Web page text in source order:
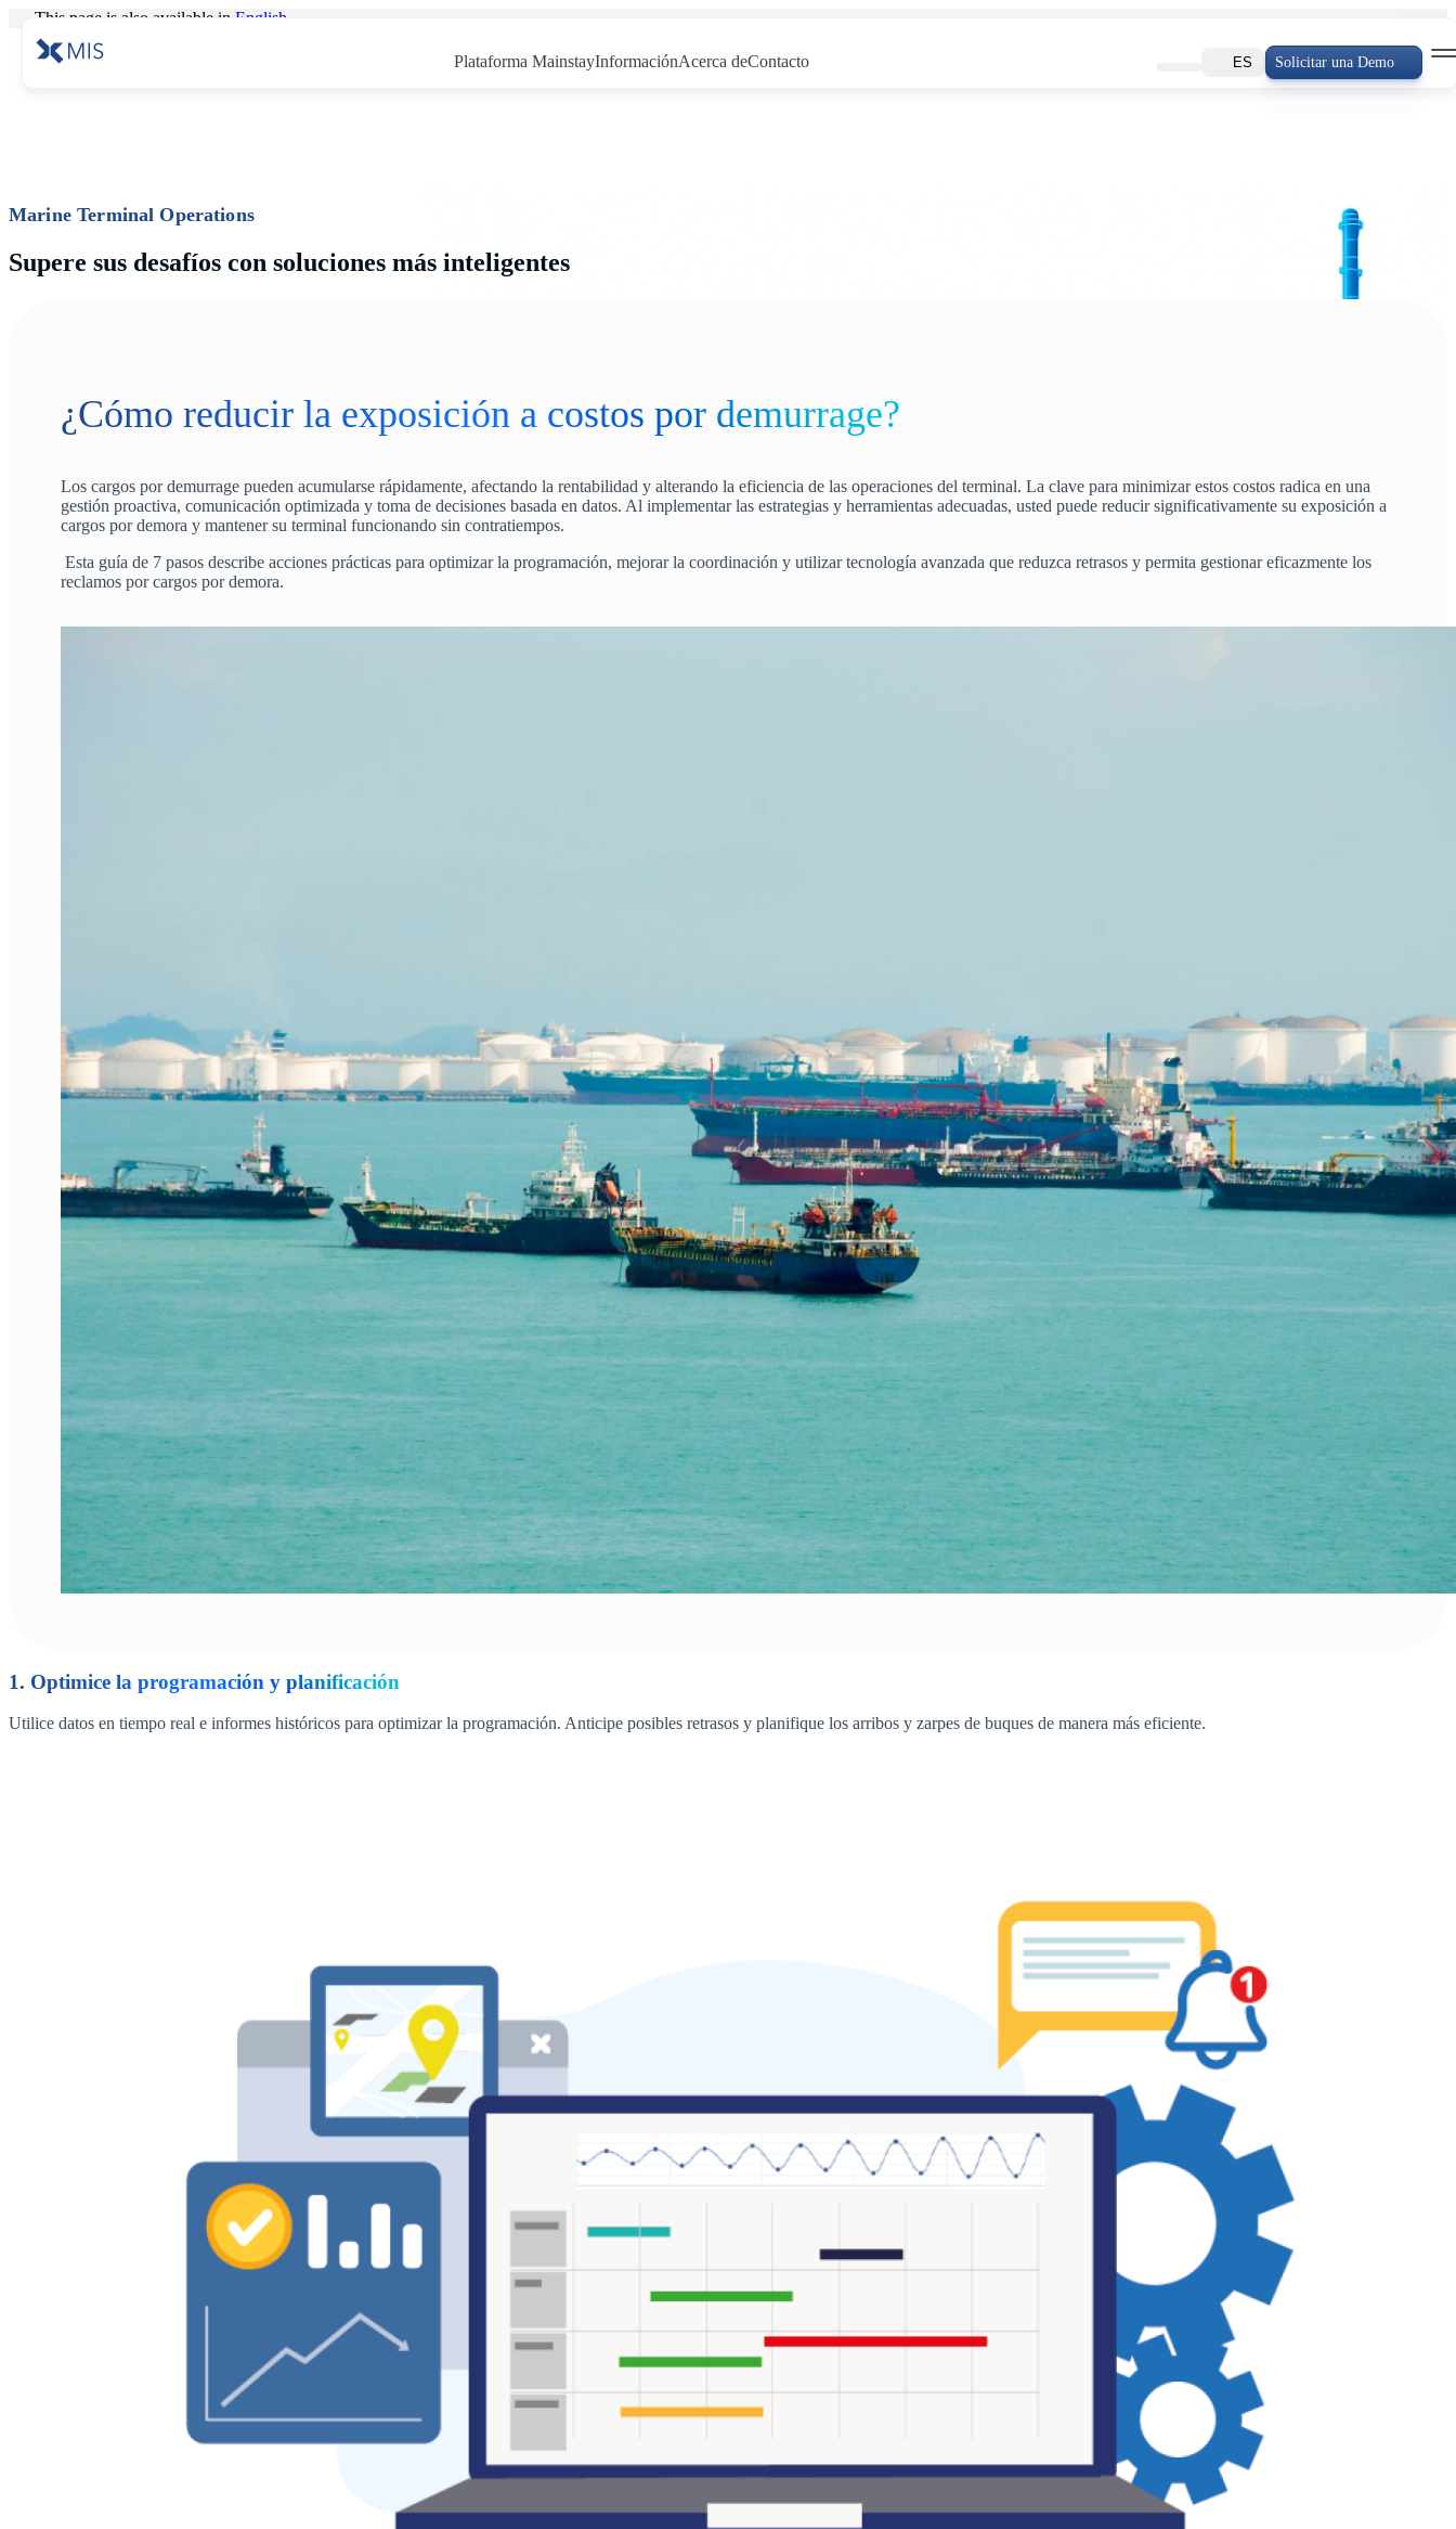
This page is also available in English
Plataforma MainstayInformaciónAcerca deContacto ES Solicitar una Demo
Marine Terminal Operations
Supere sus desafíos con soluciones más inteligentes
¿Cómo reducir la exposición a costos por demurrage?
Los cargos por demurrage pueden acumularse rápidamente, afectando la rentabilidad y alterando la eficiencia de las operaciones del terminal. La clave para minimizar estos costos radica en una
gestión proactiva, comunicación optimizada y toma de decisiones basada en datos. Al implementar las estrategias y herramientas adecuadas, usted puede reducir significativamente su exposición a
cargos por demora y mantener su terminal funcionando sin contratiempos.
Esta guía de 7 pasos describe acciones prácticas para optimizar la programación, mejorar la coordinación y utilizar tecnología avanzada que reduzca retrasos y permita gestionar eficazmente los
reclamos por cargos por demora.
1. Optimice la programación y planificación
Utilice datos en tiempo real e informes históricos para optimizar la programación. Anticipe posibles retrasos y planifique los arribos y zarpes de buques de manera más eficiente.